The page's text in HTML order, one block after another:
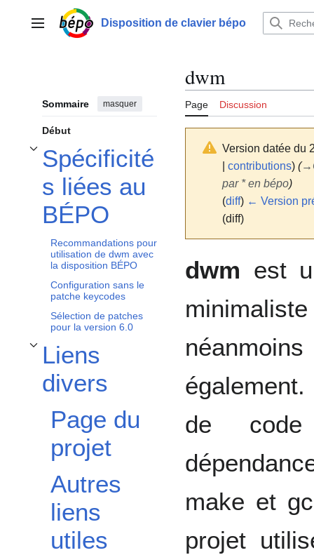
contenuMenu principalDisposition de clavier bépo
Sommaire masquer
Début
Spécificité
s liées au
BÉPO
Afficher / masquer la sous-section Spécificités liées au BÉPO
Recommandations pour
utilisation de dwm avec
la disposition BÉPO
Configuration sans le
patche keycodes
Sélection de patches
pour la version 6.0
Liens
divers
Afficher / masquer la sous-section Liens divers
Page du
projet
Autres
liens
utiles
dwm
Page Discussion
Version datée du
| contributions) (→
par * en bépo)
(diff) ← Version
(diff)
dwm est
de
make et
projet